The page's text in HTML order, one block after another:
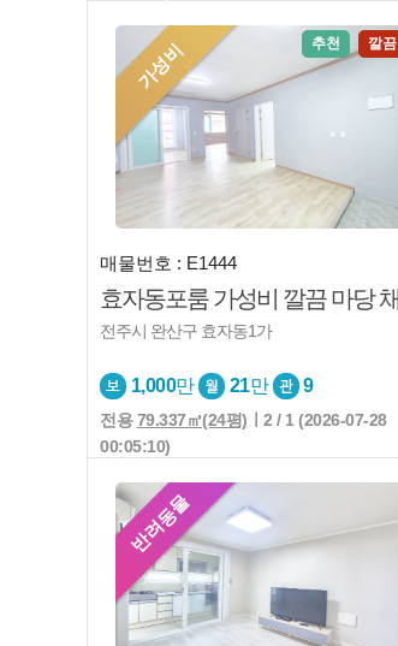
가성비 추천 깔끔
매물번호 : E1444
전주시 완산구 효자동1가
1,000만 21만 9
전용79.337㎡(24평) ㅣ2 / 1 (2026-07-28
00:05:10)
반려동물